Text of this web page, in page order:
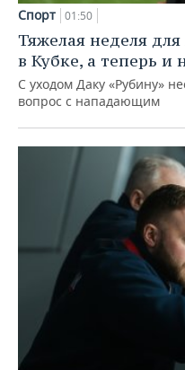
Спорт 01:50
Тяжелая неделя
в Кубке, а теперь и
С уходом Даку «Рубину»
вопрос с нападающим